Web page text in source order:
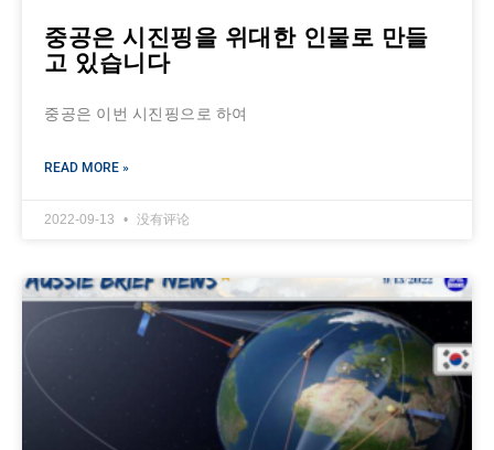
중공은 시진핑을 위대한 인물로 만들
고 있습니다
중공은 이번 시진핑으로 하여
READ MORE »
2022-09-13 没有评论